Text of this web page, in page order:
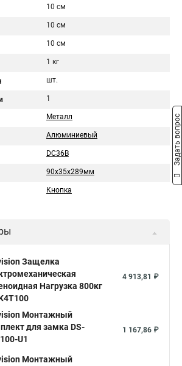
10 см
10 см
10 см
1 кг
шт.
1
Металл
Алюминиевый
DC36В
90х35х289мм
Кнопка
Защелка
Нагрузка 800кг
4 913,81 ₽
Монтажный
для замка DS-
U1
1 167,86 ₽
Монтажный
Задать вопрос